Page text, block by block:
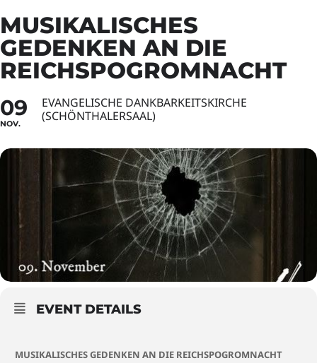
MUSIKALISCHES
GEDENKEN AN DIE
REICHSPOGROMNACHT
09
NOV.
EVANGELISCHE DANKBARKEITSKIRCHE
(SCHÖNTHALERSAAL)
EVENT DETAILS
MUSIKALISCHES GEDENKEN AN DIE REICHSPOGROMNACHT